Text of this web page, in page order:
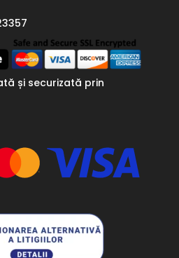
și securizată prin